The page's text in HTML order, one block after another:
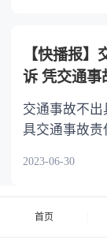
【快播报
诉 凭交通事
交通事故不
具交通事故责
2023-06-30
首页